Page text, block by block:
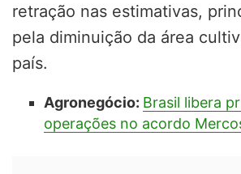
retração nas estimativas,
pela diminuição da área
país.
Agronegócio: Brasil libera
operações no acordo